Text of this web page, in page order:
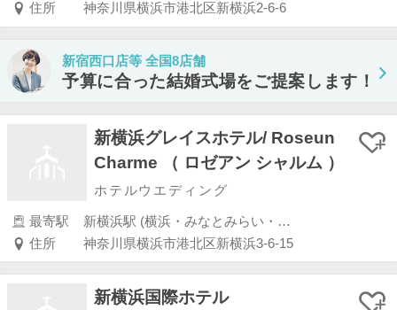
住所
神奈川県横浜市港北区新横浜2-6-6
新宿西口店等 全国8店舗
予算に合った結婚式場をご提案します！
新横浜グレイスホテル/ Roseun
Charme （ ロゼアン シャルム ）
ホテルウエディング
最寄駅
新横浜駅 (横浜・みなとみらい・新横浜・川崎)
住所
神奈川県横浜市港北区新横浜3-6-15
新横浜国際ホテル